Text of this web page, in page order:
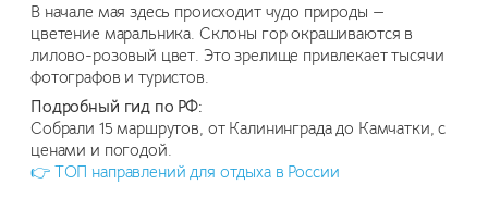
В начале мая здесь происходит чудо природы —
цветение маральника. Склоны гор окрашиваются в
лилово-розовый цвет. Это зрелище привлекает тысячи
фотографов и туристов.
Подробный гид по РФ:
Собрали 15 маршрутов, от Калининграда до Камчатки, с
ценами и погодой.
👉 ТОП направлений для отдыха в России